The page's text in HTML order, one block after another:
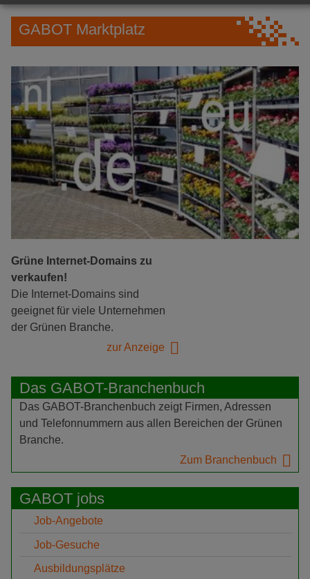
GABOT Marktplatz
Grüne Internet-Domains zu
verkaufen!
Die Internet-Domains sind
geeignet für viele Unternehmen
der Grünen Branche.
zur Anzeige
Das GABOT-Branchenbuch
Das GABOT-Branchenbuch zeigt Firmen, Adressen
und Telefonnummern aus allen Bereichen der Grünen
Branche.
Zum Branchenbuch
GABOT jobs
Job-Angebote
Job-Gesuche
Ausbildungsplätze